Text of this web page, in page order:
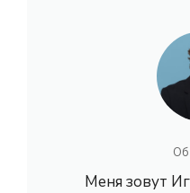
Об
Меня зовут